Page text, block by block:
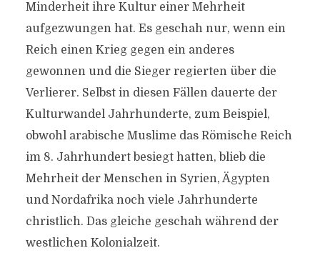
Minderheit ihre Kultur einer Mehrheit
aufgezwungen hat. Es geschah nur, wenn ein
Reich einen Krieg gegen ein anderes
gewonnen und die Sieger regierten über die
Verlierer. Selbst in diesen Fällen dauerte der
Kulturwandel Jahrhunderte, zum Beispiel,
obwohl arabische Muslime das Römische Reich
im 8. Jahrhundert besiegt hatten, blieb die
Mehrheit der Menschen in Syrien, Ägypten
und Nordafrika noch viele Jahrhunderte
christlich. Das gleiche geschah während der
westlichen Kolonialzeit.